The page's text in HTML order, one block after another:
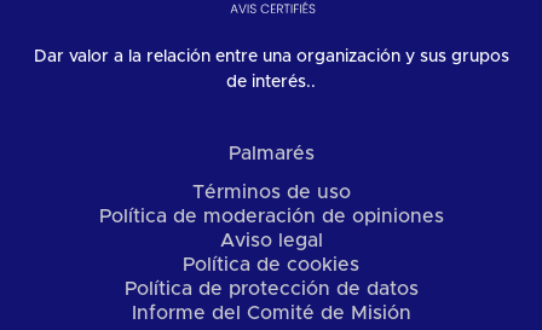
Dar valor a la relación entre una organización y sus grupos
de interés..
Palmarés
Términos de uso
Política de moderación de opiniones
Aviso legal
Política de cookies
Política de protección de datos
Informe del Comité de Misión